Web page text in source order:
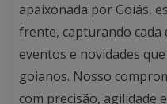
apaixonada por Goiás,
frente, capturando cada
eventos e novidades
goianos. Nosso
com precisão, agilidade